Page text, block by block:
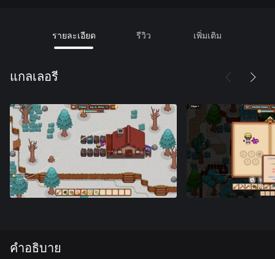
รายละเอียด รีวิว เพิ่มเติม
แกลเลอรี
คำอธิบาย